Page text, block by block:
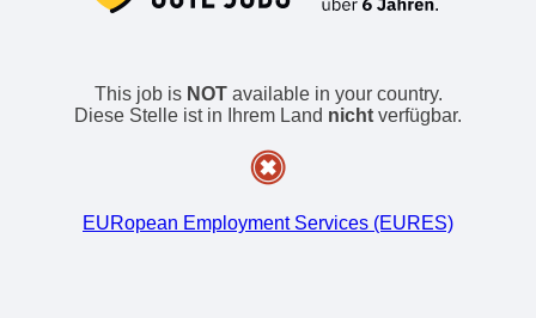
This job is NOTavailable in your country.
Diese Stelle ist in Ihrem Land nicht verfügbar.
EURopean Employment Services (EURES)